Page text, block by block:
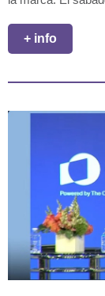
+ info